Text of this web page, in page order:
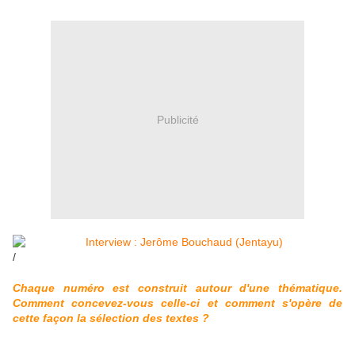
Publicité
/
Chaque numéro est construit autour d'une thématique.
Comment concevez-vous celle-ci et comment s'opère de
cette façon la sélection des textes ?